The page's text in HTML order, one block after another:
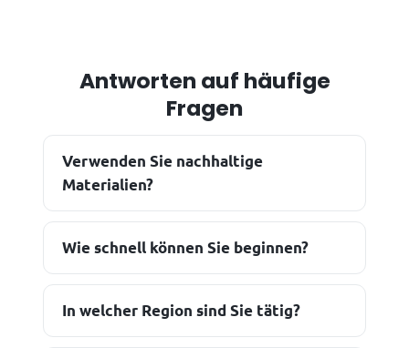
Antworten auf häufige
Fragen
Verwenden Sie nachhaltige
Materialien?
Wie schnell können Sie beginnen?
In welcher Region sind Sie tätig?